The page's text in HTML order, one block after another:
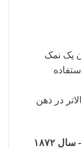
یک نمک
در ذهن